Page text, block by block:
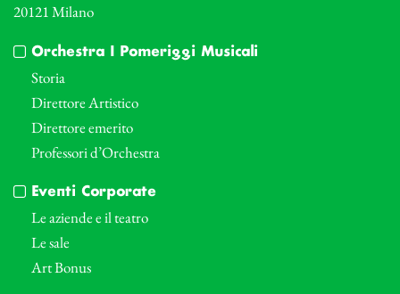
20121 Milano
Orchestra I Pomeriggi Musicali
Storia
Direttore Artistico
Direttore emerito
Professori d’Orchestra
Eventi Corporate
Le aziende e il teatro
Le sale
Art Bonus